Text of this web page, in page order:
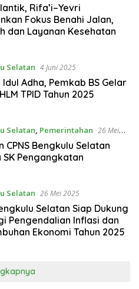
Rifa’i–Yevri
Fokus Benahi Jalan,
dan Layanan Kesehatan
Selatan 4 Juni 2025
Adha, Pemkab BS Gelar
TPID Tahun 2025
Selatan, Pemerintahan 26 Mei
CPNS Bengkulu Selatan
SK Pengangkatan
Selatan 26 Mei 2025
Selatan Siap Dukung
Pengendalian Inflasi dan
Ekonomi Tahun 2025